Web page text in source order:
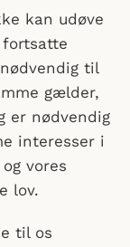
kan udøve
til
gælder,
er nødvendig
interesser i
vores
lov.
til os